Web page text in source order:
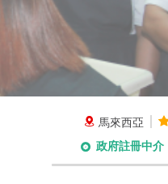
馬來西亞
政府註冊中介